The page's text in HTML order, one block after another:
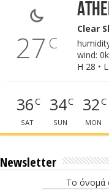
27 C
Clear
wind:
H 28 •
36C
SAT
34C
SUN
32C
MON
Newsletter
Το όνομά